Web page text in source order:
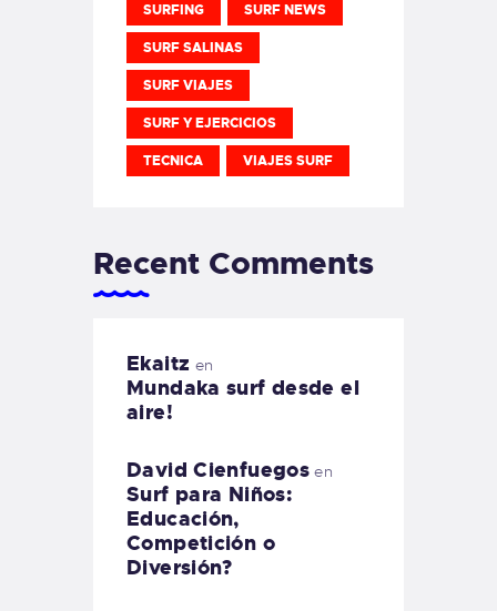
SURFING SURF NEWS
SURF SALINAS
SURF VIAJES
SURF Y EJERCICIOS
TECNICA VIAJES SURF
Recent Comments
Ekaitz en
Mundaka surf desde el
aire!
David Cienfuegos en
Surf para Niños:
Educación,
Competición o
Diversión?